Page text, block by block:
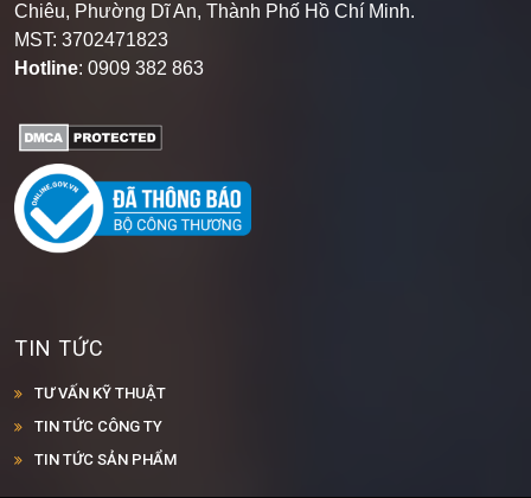
Chiêu, Phường Dĩ An, Thành Phố Hồ Chí Minh.
MST: 3702471823
Hotline: 0909 382 863
TIN TỨC
TƯ VẤN KỸ THUẬT
TIN TỨC CÔNG TY
TIN TỨC SẢN PHẨM